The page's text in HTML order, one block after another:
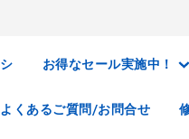
お得なセール実施中！
よくあるご質問/お問合せ